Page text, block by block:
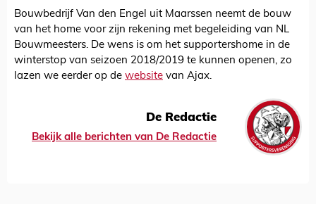
Bouwbedrijf Van den Engel uit Maarssen neemt de bouw
van het home voor zijn rekening met begeleiding van NL
Bouwmeesters. De wens is om het supportershome in de
winterstop van seizoen 2018/2019 te kunnen openen, zo
lazen we eerder op de website van Ajax.
De Redactie
Bekijk alle berichten van De Redactie